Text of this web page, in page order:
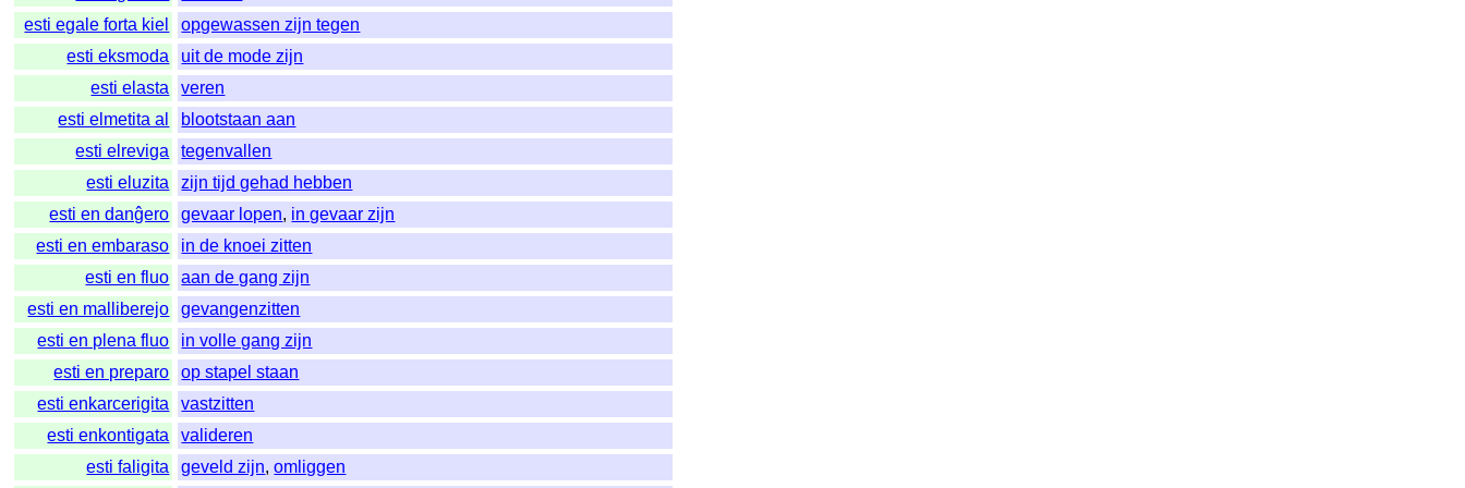
esti egale forta kiel
opgewassen zijn tegen
esti eksmoda
uit de mode zijn
esti elasta
veren
esti elmetita al
blootstaan aan
esti elreviga
tegenvallen
esti eluzita
zijn tijd gehad hebben
esti en danĝero
gevaar lopen, in gevaar zijn
esti en embaraso
in de knoei zitten
esti en fluo
aan de gang zijn
esti en malliberejo
gevangenzitten
esti en plena fluo
in volle gang zijn
esti en preparo
op stapel staan
esti enkarcerigita
vastzitten
esti enkontigata
valideren
esti faligita
geveld zijn,omliggen